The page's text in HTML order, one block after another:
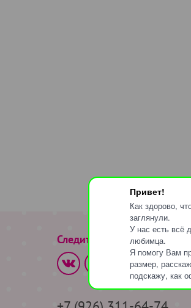
Привет!
Как здорово,
заглянули.
У нас есть всё
любимца.
Я помогу Вам
размер,
подскажу, как
Следите за нами